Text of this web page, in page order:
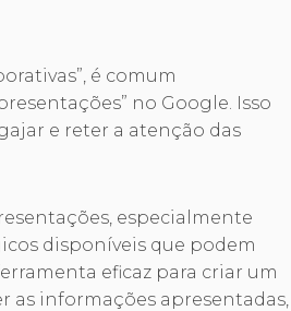
é comum
no Google. Isso
e reter a atenção das
especialmente
disponíveis que podem
eficaz para criar um
as informações apresentadas,